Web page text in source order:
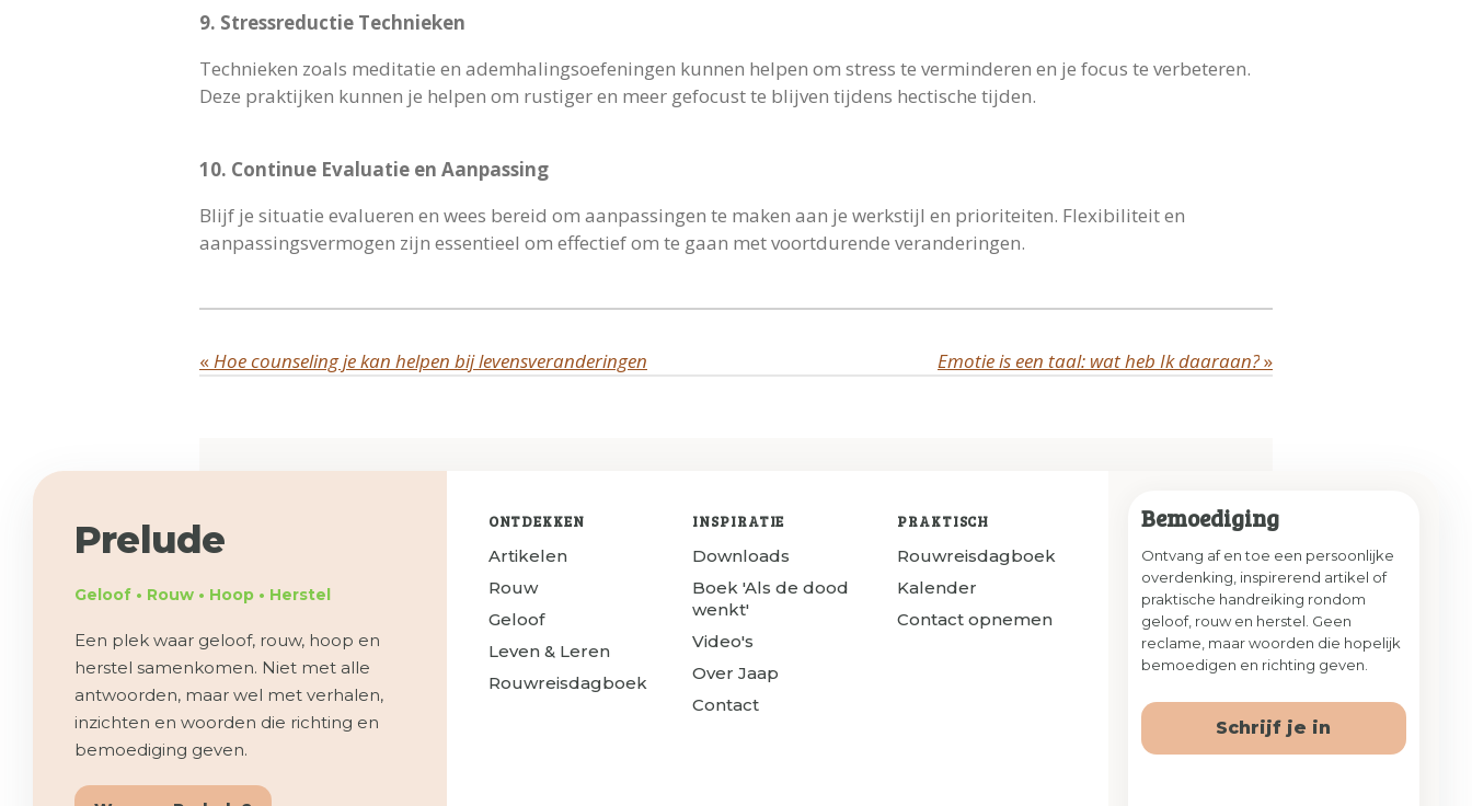
9. Stressreductie Technieken
Technieken zoals meditatie en ademhalingsoefeningen kunnen helpen om stress te verminderen en je focus te verbeteren.
Deze praktijken kunnen je helpen om rustiger en meer gefocust te blijven tijdens hectische tijden.
10. Continue Evaluatie en Aanpassing
Blijf je situatie evalueren en wees bereid om aanpassingen te maken aan je werkstijl en prioriteiten. Flexibiliteit en
aanpassingsvermogen zijn essentieel om effectief om te gaan met voortdurende veranderingen.
« Hoe counseling je kan helpen bij levensveranderingen Emotie is een taal: wat heb Ik daaraan?»
Prelude
Geloof • Rouw • Hoop • Herstel
Een plek waar geloof, rouw, hoop en
herstel samenkomen. Niet met alle
antwoorden, maar wel met verhalen,
inzichten en woorden die richting en
bemoediging geven.
ONTDEKKEN
Artikelen
Rouw
Geloof
Leven & Leren
Rouwreisdagboek
INSPIRATIE
Downloads
Boek 'Als de dood
wenkt'
Video's
Over Jaap
Contact
PRAKTISCH
Rouwreisdagboek
Kalender
Contact opnemen
Bemoediging
Ontvang af en toe een persoonlijke
overdenking, inspirerend artikel of
praktische handreiking rondom
geloof, rouw en herstel. Geen
reclame, maar woorden die hopelijk
bemoedigen en richting geven.
Schrijf je in